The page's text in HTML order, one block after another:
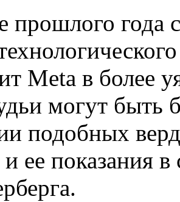
прошлого года
Meta в более
могут быть
подобных
ее показания